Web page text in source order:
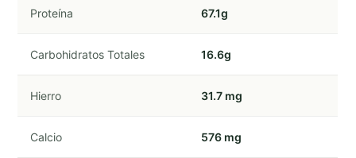
Proteína 67.1g
Carbohidratos Totales 16.6g
Hierro 31.7 mg
Calcio 576 mg